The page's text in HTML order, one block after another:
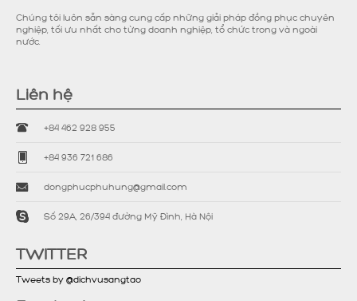
Chúng tôi luôn sẵn sàng cung cấp những giải pháp đồng phục chuyên
nghiệp, tối ưu nhất cho từng doanh nghiệp, tổ chức trong và ngoài
nước.
Liên hệ
+84 462 928 955
+84 936 721 686
dongphucphuhung@gmail.com
Số 29A, 26/394 đường Mỹ Đình, Hà Nội
TWITTER
Tweets by @dichvusangtao